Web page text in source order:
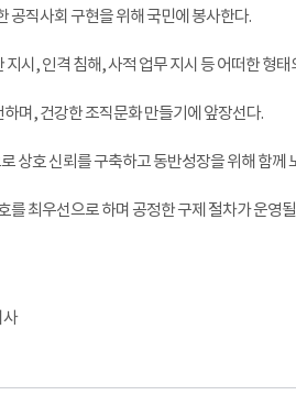
공직사회 구현을 위해 국민에 봉사한다.
시, 인격 침해, 사적 업무 지시 등 어떠한 형
며, 건강한 조직문화 만들기에 앞장선다.
상호 신뢰를 구축하고 동반성장을 위해 함께
최우선으로 하며 공정한 구제 절차가 운영
사